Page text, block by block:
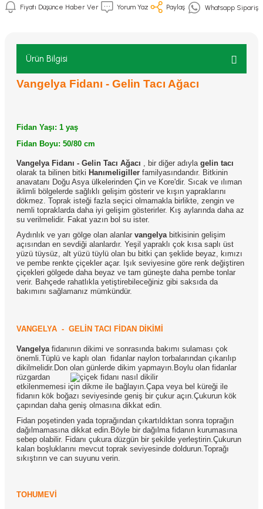
Fiyatı Düşünce Haber Ver Yorum Yaz Paylaş Whatsapp Sipariş
Ürün Bilgisi
Vangelya Fidanı - Gelin Tacı Ağacı
Fidan Yaşı: 1 yaş
Fidan Boyu: 50/80 cm
Vangelya Fidanı - Gelin Tacı Ağacı , bir diğer adıyla gelin tacı
olarak ta bilinen bitki Hanımeligiller familyasındandır. Bitkinin
anavatanı Doğu Asya ülkelerinden Çin ve Kore'dir. Sıcak ve ılıman
iklimli bölgelerde sağlıklı gelişim gösterir ve kışın yapraklarını
dökmez. Toprak isteği fazla seçici olmamakla birlikte, zengin ve
nemli topraklarda daha iyi gelişim gösterirler. Kış aylarında daha az
su verilmelidir. Fakat yazın bol su ister.
Aydınlık ve yarı gölge olan alanlar vangelyabitkisinin gelişim
açısından en sevdiği alanlardır. Yeşil yapraklı çok kısa saplı üst
yüzü tüysüz, alt yüzü tüylü olan bu bitki çan şeklide beyaz, kımızı
ve pembe renkte çiçekler açar. Işık seviyesine göre renk değiştiren
çiçekleri gölgede daha beyaz ve tam güneşte daha pembe tonlar
verir. Bahçede rahatlıkla yetiştirebileceğiniz gibi saksıda da
bakımını sağlamanız mümkündür.
VANGELYA - GELİN TACI FİDAN DİKİMİ
Vangelya fidanının dikimi ve sonrasında bakımı sulaması çok
önemli.Tüplü ve kaplı olan fidanlar naylon torbalarından çıkarılıp
dikilmelidir.Don olan günlerde dikim yapmayın. Boylu olan fidanlar
rüzgardan
etkilenmemesi için dikme ile bağlayın.Çapa veya bel küreği ile
fidanın kök boğazı seviyesinde geniş bir çukur açın.Çukurun kök
çapından daha geniş olmasına dikkat edin.
Fidan poşetinden yada toprağından çıkartıldıktan sonra toprağın
dağılmamasına dikkat edin.Böyle bir dağılma fidanın kurumasına
sebep olabilir. Fidanı çukura düzgün bir şekilde yerleştirin.Çukurun
kalan boşluklarını mevcut toprak seviyesinde doldurun.Toprağı
sıkıştırın ve can suyunu verin.
TOHUMEVİ